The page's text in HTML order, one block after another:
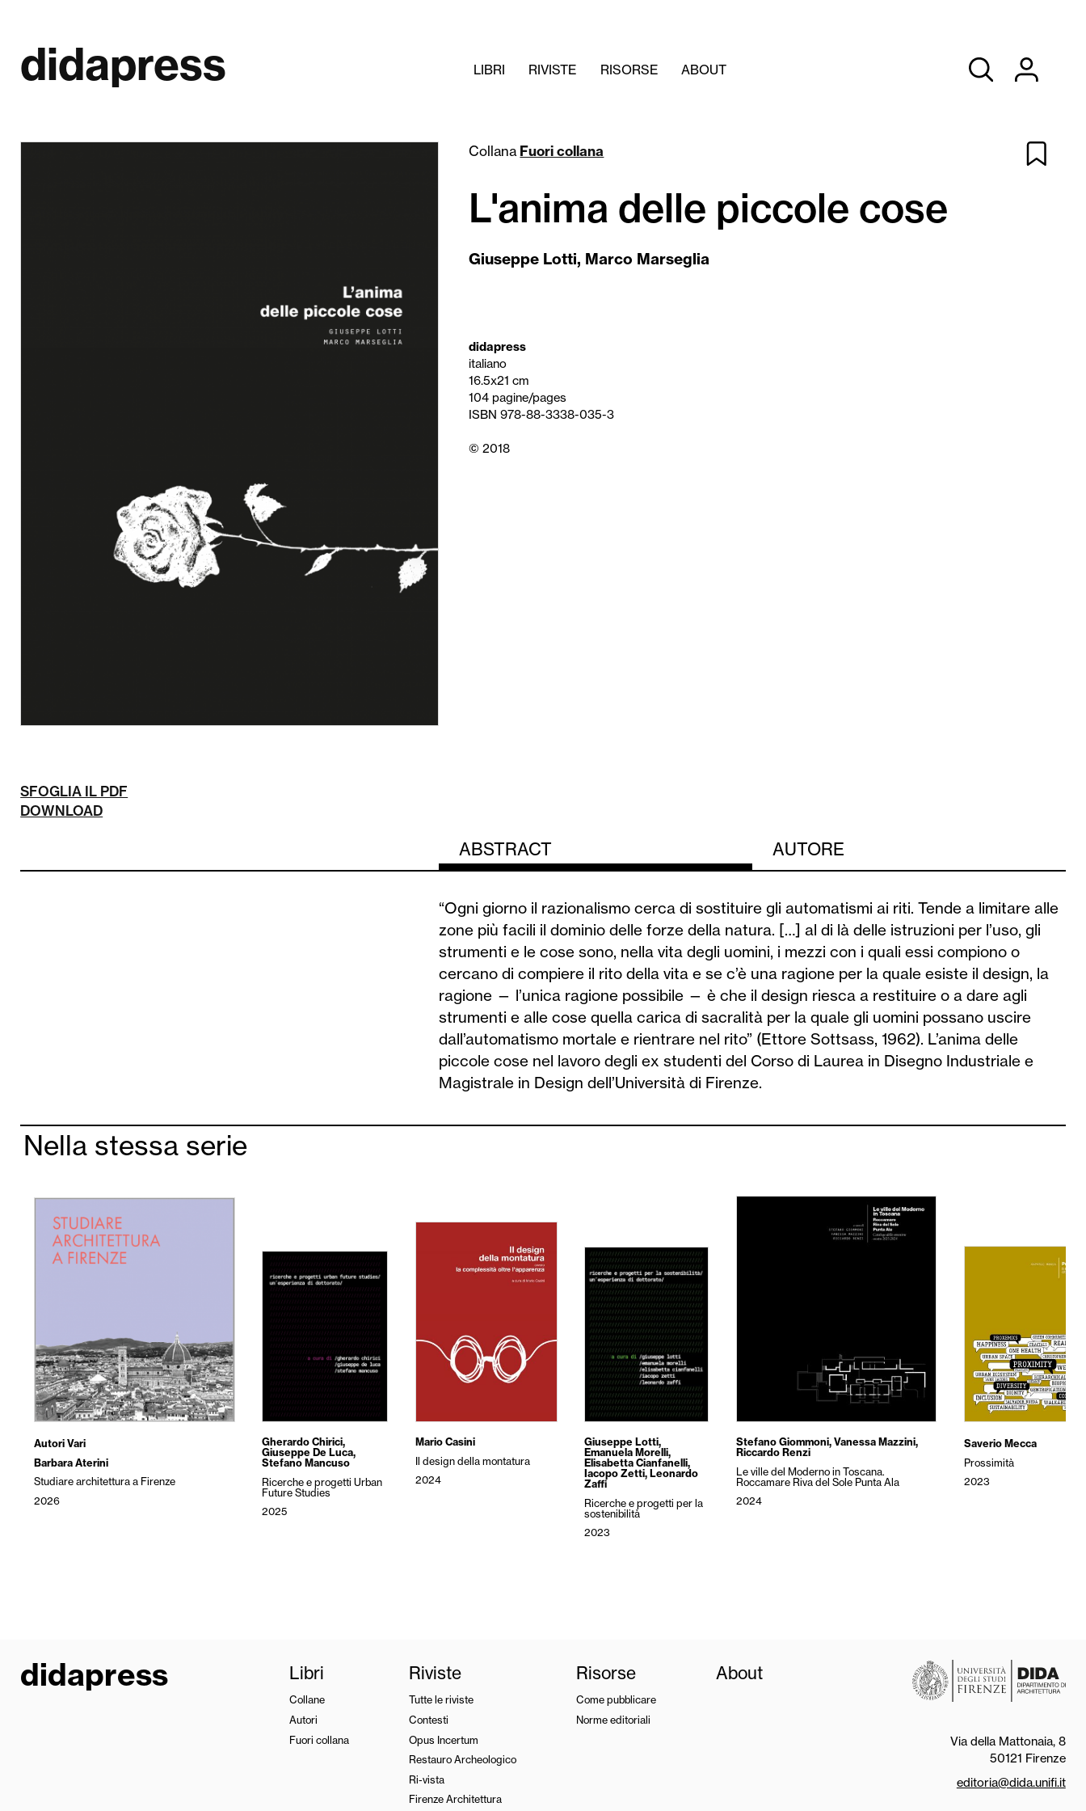
didapress LIBRI RIVISTE RISORSE ABOUT
Collana Fuori collana
L'anima delle piccole cose
Giuseppe Lotti, Marco Marseglia
didapress
italiano
16.5x21 cm
104 pagine/pages
ISBN 978-88-3338-035-3
© 2018
SFOGLIA IL PDF
DOWNLOAD
ABSTRACT AUTORE
“Ogni giorno il razionalismo cerca di sostituire gli automatismi ai riti. Tende a limitare alle
zone più facili il dominio delle forze della natura. […] al di là delle istruzioni per l’uso, gli
strumenti e le cose sono, nella vita degli uomini, i mezzi con i quali essi compiono o
cercano di compiere il rito della vita e se c’è una ragione per la quale esiste il design, la
ragione — l’unica ragione possibile — è che il design riesca a restituire o a dare agli
strumenti e alle cose quella carica di sacralità per la quale gli uomini possano uscire
dall’automatismo mortale e rientrare nel rito” (Ettore Sottsass, 1962). L’anima delle
piccole cose nel lavoro degli ex studenti del Corso di Laurea in Disegno Industriale e
Magistrale in Design dell’Università di Firenze.
Nella stessa serie
Autori Vari
Barbara Aterini
Studiare architettura a Firenze
2026
Gherardo Chirici,
Giuseppe De Luca,
Stefano Mancuso
Ricerche e progetti Urban
Future Studies
2025
Mario Casini
Il design della montatura
2024
Giuseppe Lotti,
Emanuela Morelli,
Elisabetta Cianfanelli,
Iacopo Zetti,Leonardo
Zaffi
Ricerche e progetti per la
sostenibilità
2023
Stefano Giommoni,Vanessa Mazzini,
Riccardo Renzi
Le ville del Moderno in Toscana.
Roccamare Riva del Sole Punta Ala
2024
Saverio Mecca
Prossimità
2023
didapress Libri
Collane
Autori
Fuori collana
Riviste
Tutte le riviste
Contesti
Opus Incertum
Restauro Archeologico
Ri-vista
Firenze Architettura
Risorse
Come pubblicare
Norme editoriali
About
Via della Mattonaia, 8
50121 Firenze
editoria@dida.unifi.it